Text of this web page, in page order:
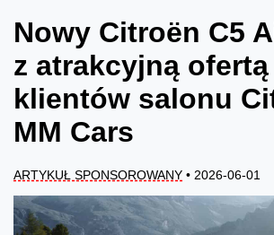
Nowy Citroën C5
z atrakcyjną
klientów salonu
MM Cars
ARTYKUŁ SPONSOROWANY • 2026-06-01